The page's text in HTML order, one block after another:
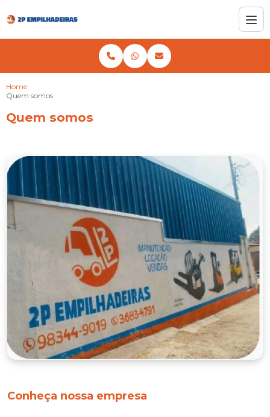
Home
Quem somos
Quem somos
Conheça nossa empresa